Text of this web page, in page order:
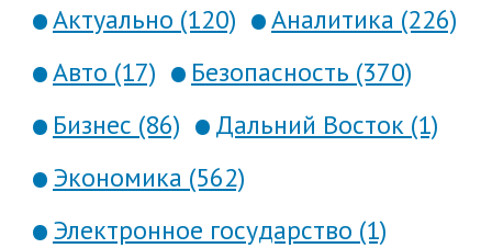
Актуально (120)
Аналитика (226)
Авто (17)
Безопасность (370)
Бизнес (86)
Дальний Восток (1)
Экономика (562)
Электронное государство (1)